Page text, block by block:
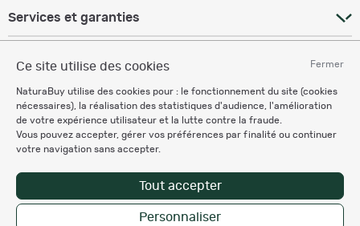
Fermer
Ce site utilise des cookies
NaturaBuy utilise des cookies pour : le fonctionnement du site (cookies
nécessaires), la réalisation des statistiques d'audience, l'amélioration
de votre expérience utilisateur et la lutte contre la fraude.
Vous pouvez accepter, gérer vos préférences par finalité ou continuer
votre navigation sans accepter.
Tout accepter
Personnaliser
Enregistrer la recherche
Services et garanties
Besoin d'aide
Espace Professionnel